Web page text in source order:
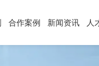
合作案例 新闻资讯 人